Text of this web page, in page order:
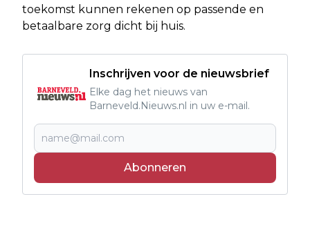
toekomst kunnen rekenen op passende en
betaalbare zorg dicht bij huis.
Inschrijven voor de nieuwsbrief
Elke dag het nieuws van
Barneveld.Nieuws.nl in uw e-mail.
Abonneren